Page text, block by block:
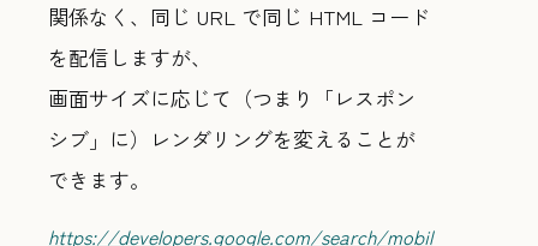
関係なく、同じ URL で同じ HTML コード
を配信しますが、
画面サイズに応じて（つまり「レスポン
シブ」に）レンダリングを変えることが
できます。
https://developers.google.com/search/mobil